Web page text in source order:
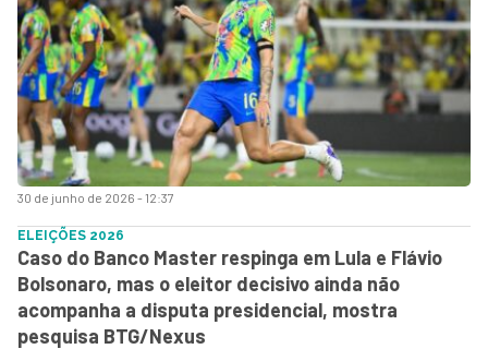
30 de junho de 2026 - 12:37
ELEIÇÕES 2026
Caso do Banco Master respinga em Lula e Flávio
Bolsonaro, mas o eleitor decisivo ainda não
acompanha a disputa presidencial, mostra
pesquisa BTG/Nexus